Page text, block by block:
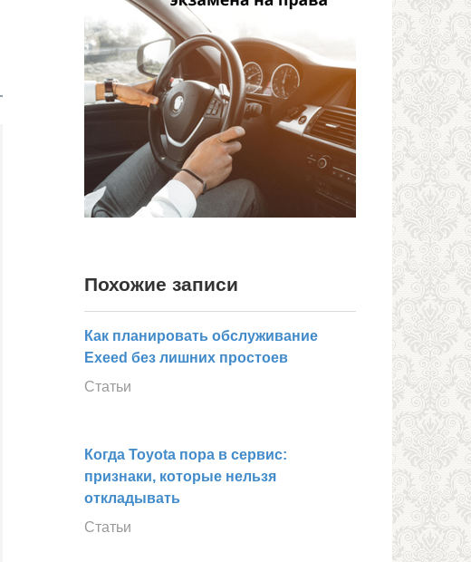
Похожие записи
Как планировать обслуживание
Exeed без лишних простоев
Статьи
Когда Toyota пора в сервис:
признаки, которые нельзя
откладывать
Статьи